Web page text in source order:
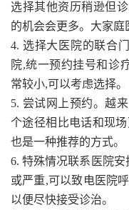
选择其他资历稍逊但
的机会会更多。大家庭
4. 选择大医院的联合
院,统一预约挂号和诊
常较小,可以考虑选择。
5. 尝试网上预约。越
个途径相比电话和现
也是一种推荐的方式。
6. 特殊情况联系医院
或严重,可以致电医院
以便尽快接受诊治。